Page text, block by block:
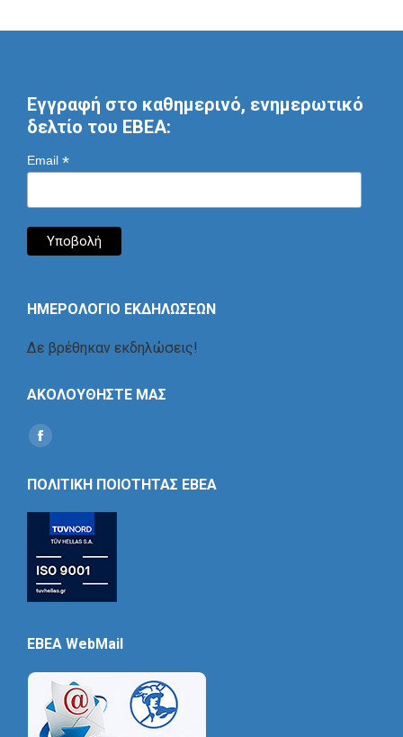
Εγγραφή στο καθημερινό, ενημερωτικό
δελτίο του ΕΒΕΑ:
Email *
ΗΜΕΡΟΛΟΓΙΟ ΕΚΔΗΛΩΣΕΩΝ
Δε βρέθηκαν εκδηλώσεις!
ΑΚΟΛΟΥΘΗΣΤΕ ΜΑΣ
Find us on:
Social
ΠΟΛΙΤΙΚΗ ΠΟΙΟΤΗΤΑΣ ΕΒΕΑ
EBEA WebMail